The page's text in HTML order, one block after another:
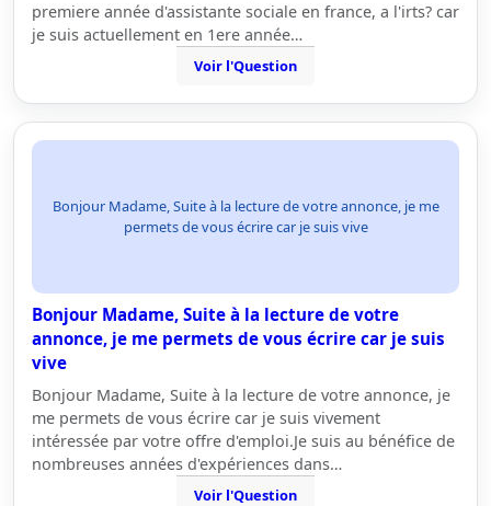
premiere année d'assistante sociale en france, a l'irts? car
je suis actuellement en 1ere année…
Voir l'Question
Bonjour Madame, Suite à la lecture de votre annonce, je me
permets de vous écrire car je suis vive
Bonjour Madame, Suite à la lecture de votre
annonce, je me permets de vous écrire car je suis
vive
Bonjour Madame, Suite à la lecture de votre annonce, je
me permets de vous écrire car je suis vivement
intéressée par votre offre d'emploi.Je suis au bénéfice de
nombreuses années d'expériences dans…
Voir l'Question